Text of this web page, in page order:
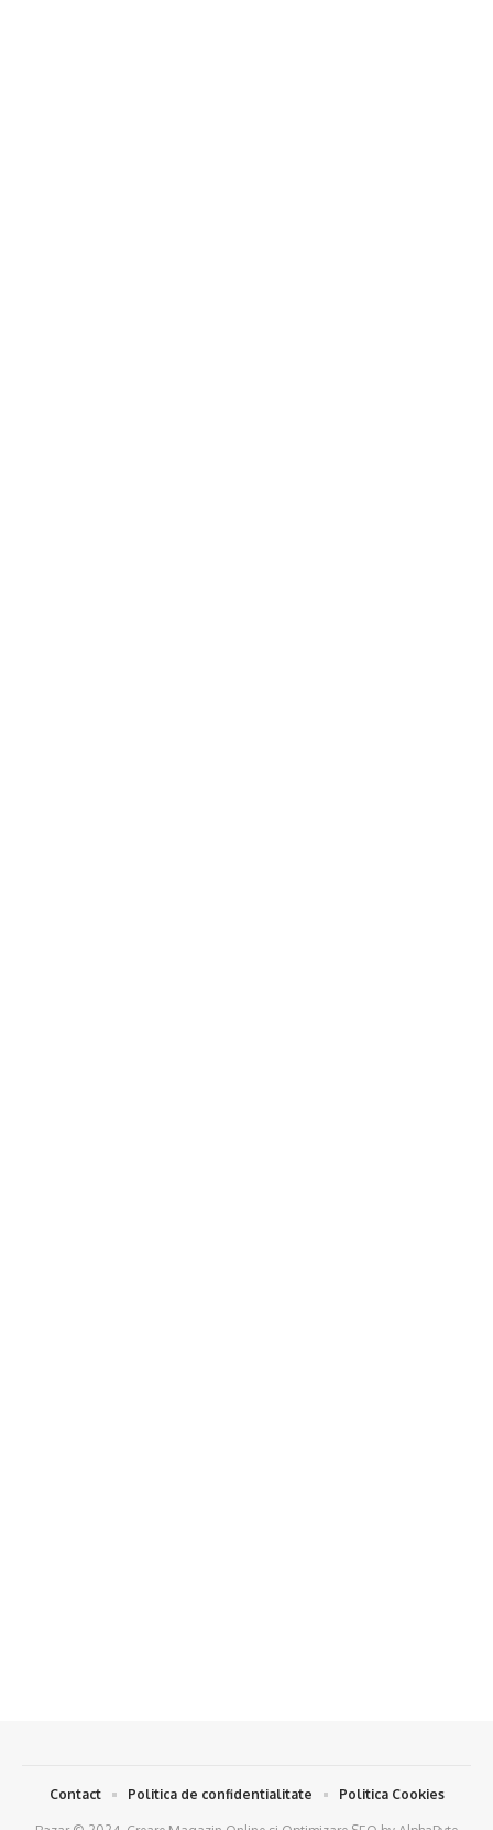
Contact Politica de confidentialitate Politica Cookies